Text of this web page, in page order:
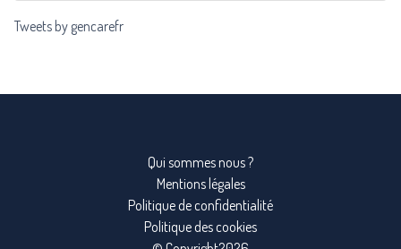
Tweets by gencarefr
Qui sommes nous ?
Mentions légales
Politique de confidentialité
Politique des cookies